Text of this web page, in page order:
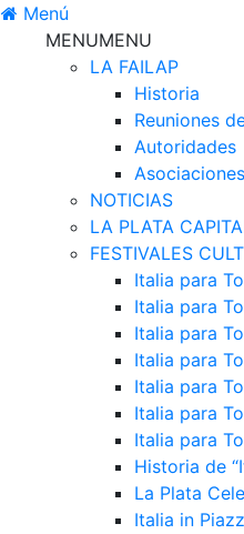
Menú
MENUMENU
LA FAILAP
Historia
Reuniones
Autoridades
NOTICIAS
LA PLATA
FESTIVALES
Italia para
Italia para
Italia para
Italia para
Italia para
Italia para
Italia para
Historia de
La Plata
Italia in